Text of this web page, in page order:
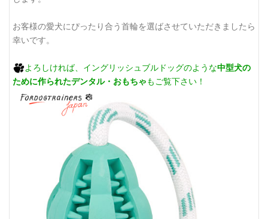
お客様の愛犬にぴったり合う首輪を選ばさせていただきましたら
幸いです。
よろしければ、イングリッシュブルドッグのような中型犬の
ために作られたデンタル・おもちゃもご覧下さい！